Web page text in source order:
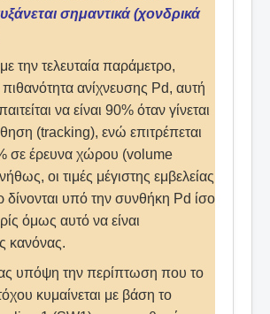
σημαντικά (χονδρικά
την τελευταία παράμετρο,
ανίχνευσης Pd, αυτή
να είναι 90% όταν γίνεται
(tracking), ενώ επιτρέπεται
σε έρευνα χώρου (volume
οι τιμές μέγιστης εμβελείας
δίνονται υπό την συνθήκη Pd ίσο
όμως αυτό να είναι
κανόνας.
υπόψη την περίπτωση που το
κυμαίνεται με βάση το